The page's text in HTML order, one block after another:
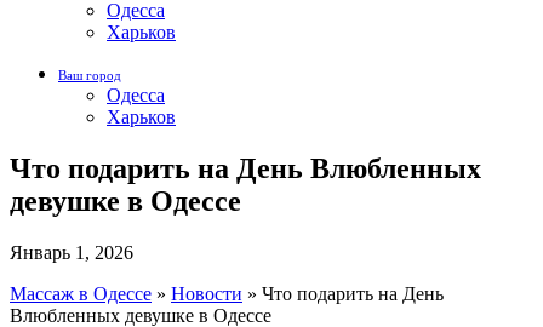
Одесса
Харьков
Ваш город
Одесса
Харьков
Что подарить на День Влюбленных
девушке в Одессе
Январь 1, 2026
Массаж в Одессе » Новости » Что подарить на День
Влюбленных девушке в Одессе